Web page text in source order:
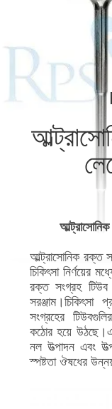
মান
নিয়ন্ত্রণ
যোগাযোগ
সাইট
ম্যাপ
আল্ট্রাসোনিক
চিকিৎসা নির্ণয়ের
রক্ত সংগ্রহ টিউব
সংগ্রহের
কঠোর হয়ে
নল উত্পাদন এবং
স্পষ্টতা ঔষধের